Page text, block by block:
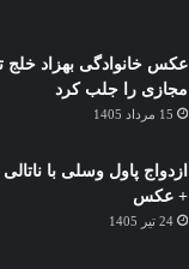
عکس خانوادگی بهزاد خلج
مجازی را جلب کرد
15 مرداد 1405
ازدواج پاول وسلی با
+ عکس
24 تیر 1405